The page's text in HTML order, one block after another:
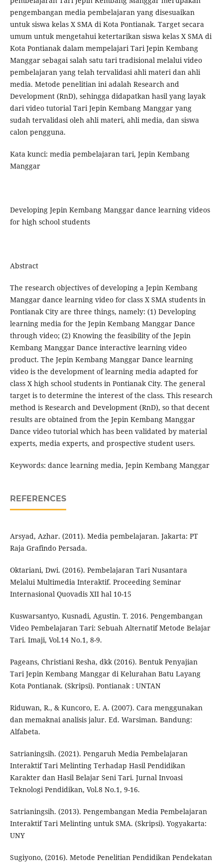
pengembangan media pembelajaran yang disesuaikan
untuk siswa kelas X SMA di Kota Pontianak. Target secara
umum untuk mengetahui ketertarikan siswa kelas X SMA di
Kota Pontianak dalam mempelajari Tari Jepin Kembang
Manggar sebagai salah satu tari tradisional melalui video
pembelajaran yang telah tervalidasi ahli materi dan ahli
media. Metode penelitian ini adalah Research and
Development (RnD), sehingga didapatkan hasil yang layak
dari video tutorial Tari Jepin Kembang Manggar yang
sudah tervalidasi oleh ahli materi, ahli media, dan siswa
calon pengguna.
Kata kunci: media pembelajaran tari, Jepin Kembang
Manggar
Developing Jepin Kembang Manggar dance learning videos
for high school students
Abstract
The research objectives of developing a Jepin Kembang
Manggar dance learning video for class X SMA students in
Pontianak City are three things, namely: (1) Developing
learning media for the Jepin Kembang Manggar Dance
through video; (2) Knowing the feasibility of the Jepin
Kembang Manggar Dance interactive learning video
product. The Jepin Kembang Manggar Dance learning
video is the development of learning media adapted for
class X high school students in Pontianak City. The general
target is to determine the interest of the class. This research
method is Research and Development (RnD), so that decent
results are obtained from the Jepin Kembang Manggar
Dance video tutorial which has been validated by material
experts, media experts, and prospective student users.
Keywords: dance learning media, Jepin Kembang Manggar
REFERENCES
Arsyad, Azhar. (2011). Media pembelajaran. Jakarta: PT
Raja Grafindo Persada.
Oktariani, Dwi. (2016). Pembelajaran Tari Nusantara
Melalui Multimedia Interaktif. Proceeding Seminar
Internasional Quovadis XII hal 10-15
Kuswarsantyo, Kusnadi, Agustin. T. 2016. Pengembangan
Video Pembelajaran Tari: Sebuah Alternatif Metode Belajar
Tari. Imaji, Vol.14 No.1, 8-9.
Pageans, Christiani Resha, dkk (2016). Bentuk Penyajian
Tari Jepin Kembang Manggar di Kelurahan Batu Layang
Kota Pontianak. (Skripsi). Pontianak : UNTAN
Riduwan, R., & Kuncoro, E. A. (2007). Cara menggunakan
dan memaknai analisis jalur. Ed. Warsiman. Bandung:
Alfabeta.
Satrianingsih. (2021). Pengaruh Media Pembelajaran
Interaktif Tari Melinting Terhadap Hasil Pendidikan
Karakter dan Hasil Belajar Seni Tari. Jurnal Invoasi
Teknologi Pendidikan, Vol.8 No.1, 9-16.
Satrianingsih. (2013). Pengembangan Media Pembelajaran
Interaktif Tari Melinting untuk SMA. (Skripsi). Yogyakarta:
UNY
Sugiyono, (2016). Metode Penelitian Pendidikan Pendekatan